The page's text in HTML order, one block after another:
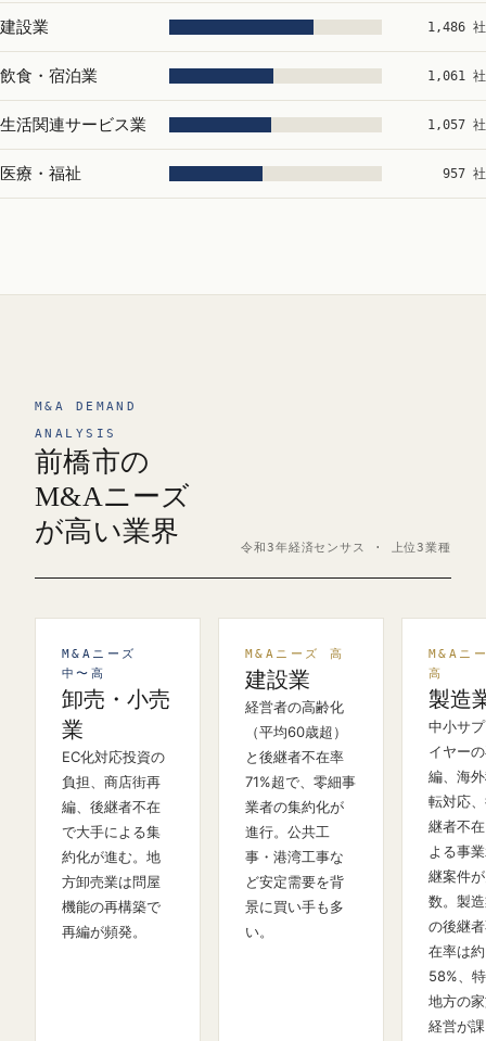
建設業 1,486 社
飲食・宿泊業 1,061 社
生活関連サービス業 1,057 社
医療・福祉 957 社
M&A DEMAND
ANALYSIS
前橋市の
M&Aニーズ
が高い業界
令和3年経済センサス · 上位3業種
M&Aニーズ
中〜高
卸売・小売
業
EC化対応投資の
負担、商店街再
編、後継者不在
で大手による集
約化が進む。地
方卸売業は問屋
機能の再構築で
再編が頻発。
M&Aニーズ 高
建設業
経営者の高齢化
（平均60歳超）
と後継者不在率
71%超で、零細事
業者の集約化が
進行。公共工
事・港湾工事な
ど安定需要を背
景に買い手も多
い。
M&Aニ
高
製造
中小サ
イヤー
編、海
転対応
継者不
よる事
継案件
数。製
の後継
在率は約
58%、
地方の
経営が課